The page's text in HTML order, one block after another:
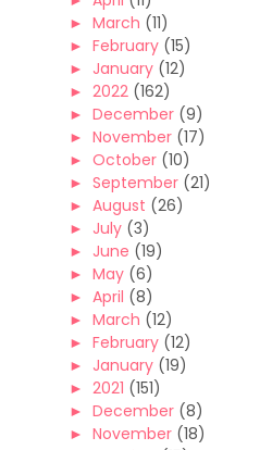
► March (11)
► February (15)
► January (12)
► 2022 (162)
► December (9)
► November (17)
► October (10)
► September (21)
► August (26)
► July (3)
► June (19)
► May (6)
► April (8)
► March (12)
► February (12)
► January (19)
► 2021 (151)
► December (8)
► November (18)